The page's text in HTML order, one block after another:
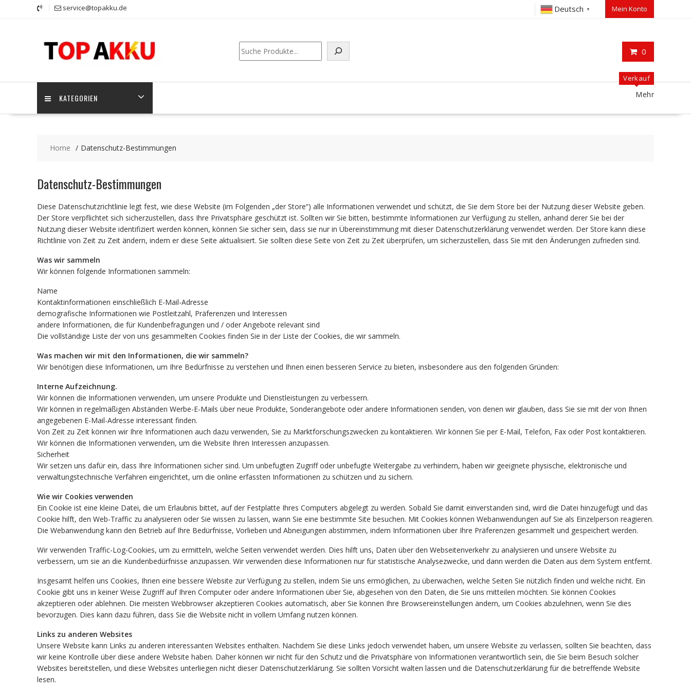
service@topakku.de Deutsch ▼ Mein Konto
0
Suchen
KATEGORIEN
Verkauf
Mehr
Home Datenschutz-Bestimmungen
Datenschutz-Bestimmungen
Diese Datenschutzrichtlinie legt fest, wie diese Website (im Folgenden „der Store“) alle Informationen verwendet und schützt, die Sie dem Store bei der Nutzung dieser Website geben.
Der Store verpflichtet sich sicherzustellen, dass Ihre Privatsphäre geschützt ist. Sollten wir Sie bitten, bestimmte Informationen zur Verfügung zu stellen, anhand derer Sie bei der
Nutzung dieser Website identifiziert werden können, können Sie sicher sein, dass sie nur in Übereinstimmung mit dieser Datenschutzerklärung verwendet werden. Der Store kann diese
Richtlinie von Zeit zu Zeit ändern, indem er diese Seite aktualisiert. Sie sollten diese Seite von Zeit zu Zeit überprüfen, um sicherzustellen, dass Sie mit den Änderungen zufrieden sind.
Was wir sammeln
Wir können folgende Informationen sammeln:
Name
Kontaktinformationen einschließlich E-Mail-Adresse
demografische Informationen wie Postleitzahl, Präferenzen und Interessen
andere Informationen, die für Kundenbefragungen und / oder Angebote relevant sind
Die vollständige Liste der von uns gesammelten Cookies finden Sie in der Liste der Cookies, die wir sammeln.
Was machen wir mit den Informationen, die wir sammeln?
Wir benötigen diese Informationen, um Ihre Bedürfnisse zu verstehen und Ihnen einen besseren Service zu bieten, insbesondere aus den folgenden Gründen:
Interne Aufzeichnung.
Wir können die Informationen verwenden, um unsere Produkte und Dienstleistungen zu verbessern.
Wir können in regelmäßigen Abständen Werbe-E-Mails über neue Produkte, Sonderangebote oder andere Informationen senden, von denen wir glauben, dass Sie sie mit der von Ihnen
angegebenen E-Mail-Adresse interessant finden.
Von Zeit zu Zeit können wir Ihre Informationen auch dazu verwenden, Sie zu Marktforschungszwecken zu kontaktieren. Wir können Sie per E-Mail, Telefon, Fax oder Post kontaktieren.
Wir können die Informationen verwenden, um die Website Ihren Interessen anzupassen.
Sicherheit
Wir setzen uns dafür ein, dass Ihre Informationen sicher sind. Um unbefugten Zugriff oder unbefugte Weitergabe zu verhindern, haben wir geeignete physische, elektronische und
verwaltungstechnische Verfahren eingerichtet, um die online erfassten Informationen zu schützen und zu sichern.
Wie wir Cookies verwenden
Ein Cookie ist eine kleine Datei, die um Erlaubnis bittet, auf der Festplatte Ihres Computers abgelegt zu werden. Sobald Sie damit einverstanden sind, wird die Datei hinzugefügt und das
Cookie hilft, den Web-Traffic zu analysieren oder Sie wissen zu lassen, wann Sie eine bestimmte Site besuchen. Mit Cookies können Webanwendungen auf Sie als Einzelperson reagieren.
Die Webanwendung kann den Betrieb auf Ihre Bedürfnisse, Vorlieben und Abneigungen abstimmen, indem Informationen über Ihre Präferenzen gesammelt und gespeichert werden.
Wir verwenden Traffic-Log-Cookies, um zu ermitteln, welche Seiten verwendet werden. Dies hilft uns, Daten über den Webseitenverkehr zu analysieren und unsere Website zu
verbessern, um sie an die Kundenbedürfnisse anzupassen. Wir verwenden diese Informationen nur für statistische Analysezwecke, und dann werden die Daten aus dem System entfernt.
Insgesamt helfen uns Cookies, Ihnen eine bessere Website zur Verfügung zu stellen, indem Sie uns ermöglichen, zu überwachen, welche Seiten Sie nützlich finden und welche nicht. Ein
Cookie gibt uns in keiner Weise Zugriff auf Ihren Computer oder andere Informationen über Sie, abgesehen von den Daten, die Sie uns mitteilen möchten. Sie können Cookies
akzeptieren oder ablehnen. Die meisten Webbrowser akzeptieren Cookies automatisch, aber Sie können Ihre Browsereinstellungen ändern, um Cookies abzulehnen, wenn Sie dies
bevorzugen. Dies kann dazu führen, dass Sie die Website nicht in vollem Umfang nutzen können.
Links zu anderen Websites
Unsere Website kann Links zu anderen interessanten Websites enthalten. Nachdem Sie diese Links jedoch verwendet haben, um unsere Website zu verlassen, sollten Sie beachten, dass
wir keine Kontrolle über diese andere Website haben. Daher können wir nicht für den Schutz und die Privatsphäre von Informationen verantwortlich sein, die Sie beim Besuch solcher
Websites bereitstellen, und diese Websites unterliegen nicht dieser Datenschutzerklärung. Sie sollten Vorsicht walten lassen und die Datenschutzerklärung für die betreffende Website
lesen.